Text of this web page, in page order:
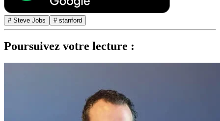
# Steve Jobs # stanford
Poursuivez votre lecture :